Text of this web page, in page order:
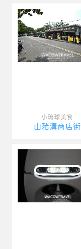
小琉球美食
山豬溝商店街